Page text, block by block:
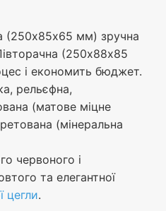
(250х85х65 мм) зручна
(250х88х85
і економить бюджет.
рельєфна,
(матове міцне
(мінеральна
червоного і
та елегантної
цегли.